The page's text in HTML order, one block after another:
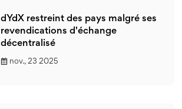
dYdX restreint des pays malgré ses
revendications d'échange
décentralisé
nov., 23 2025